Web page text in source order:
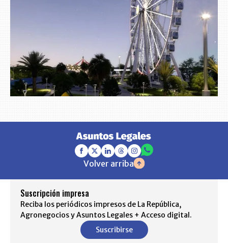
Volver arriba
Suscripción impresa
Reciba los periódicos impresos de La República,
Agronegocios y Asuntos Legales + Acceso digital.
Suscribirse